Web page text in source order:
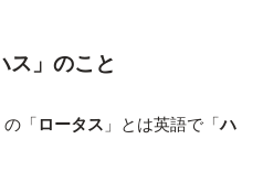
ス」のこと
の「ロータス 」とは英語で「ハ